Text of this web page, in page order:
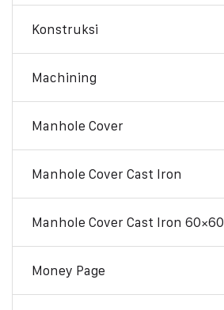
Konstruksi
Machining
Manhole Cover
Manhole Cover Cast Iron
Manhole Cover Cast Iron 60×60
Money Page